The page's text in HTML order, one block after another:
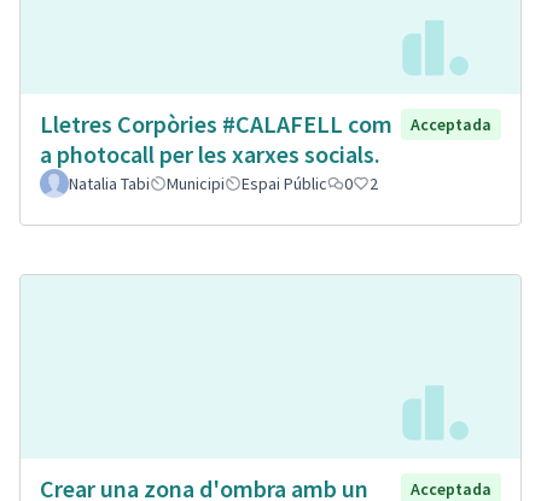
Lletres Corpòries #CALAFELL com
a photocall per les xarxes socials.
Acceptada
Natalia Tabi Municipi Espai Públic 0 2
Crear una zona d'ombra amb un Acceptada